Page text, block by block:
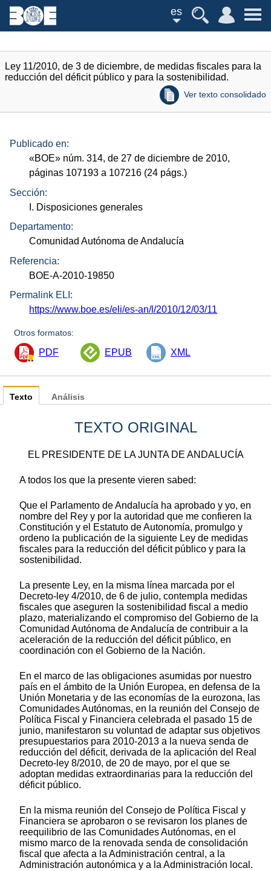
es
Ley 11/2010, de 3 de diciembre, de medidas fiscales para la
reducción del déficit público y para la sostenibilidad.
Ver texto consolidado
Publicado en:
«BOE» núm. 314, de 27 de diciembre de 2010,
páginas 107193 a 107216 (24 págs.)
Sección:
I. Disposiciones generales
Departamento:
Comunidad Autónoma de Andalucía
Referencia:
BOE-A-2010-19850
Permalink ELI:
https://www.boe.es/eli/es-an/l/2010/12/03/11
Otros formatos:
PDF EPUB XML
Texto
TEXTO ORIGINAL
EL PRESIDENTE DE LA JUNTA DE ANDALUCÍA
A todos los que la presente vieren sabed:
Que el Parlamento de Andalucía ha aprobado y yo, en
nombre del Rey y por la autoridad que me confieren la
Constitución y el Estatuto de Autonomía, promulgo y
ordeno la publicación de la siguiente Ley de medidas
fiscales para la reducción del déficit público y para la
sostenibilidad.
La presente Ley, en la misma línea marcada por el
Decreto-ley 4/2010, de 6 de julio, contempla medidas
fiscales que aseguren la sostenibilidad fiscal a medio
plazo, materializando el compromiso del Gobierno de la
Comunidad Autónoma de Andalucía de contribuir a la
aceleración de la reducción del déficit público, en
coordinación con el Gobierno de la Nación.
En el marco de las obligaciones asumidas por nuestro
país en el ámbito de la Unión Europea, en defensa de la
Unión Monetaria y de las economías de la eurozona, las
Comunidades Autónomas, en la reunión del Consejo de
Política Fiscal y Financiera celebrada el pasado 15 de
junio, manifestaron su voluntad de adaptar sus objetivos
presupuestarios para 2010-2013 a la nueva senda de
reducción del déficit, derivada de la aplicación del Real
Decreto-ley 8/2010, de 20 de mayo, por el que se
adoptan medidas extraordinarias para la reducción del
déficit público.
En la misma reunión del Consejo de Política Fiscal y
Financiera se aprobaron o se revisaron los planes de
reequilibrio de las Comunidades Autónomas, en el
mismo marco de la renovada senda de consolidación
fiscal que afecta a la Administración central, a la
Administración autonómica y a la Administración local.
Análisis